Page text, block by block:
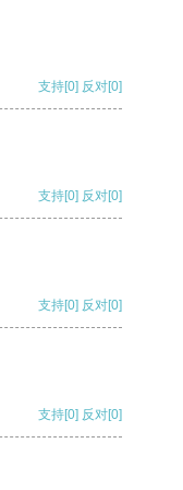
支持[0] 反对[0]
支持[0] 反对[0]
支持[0] 反对[0]
支持[0] 反对[0]